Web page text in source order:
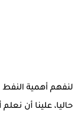
لنفهم أهمية
حاليا، علينا أن